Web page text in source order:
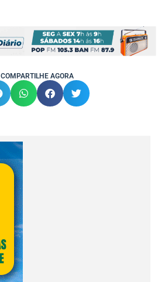
COMPARTILHE AGORA